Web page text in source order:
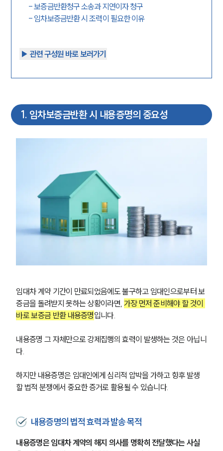
-보증금반환청구 소송과 지연이자 청구
- 임차보증금반환 시 조력이 필요한 이유
▶︎ 관련 구성원 바로 보러가기
1. 임차보증금반환 시 내용증명의 중요성
임대차 계약 기간이 만료되었음에도 불구하고 임대인으로부터 보
증금을 돌려받지 못하는 상황이라면, 가장 먼저 준비해야 할 것이
바로 보증금 반환 내용증명입니다.
내용증명 그 자체만으로 강제집행의 효력이 발생하는 것은 아닙니
다.
하지만 내용증명은 임대인에게 심리적 압박을 가하고 향후 발생
할 법적 분쟁에서 중요한 증거로 활용될 수 있습니다.
내용증명의 법적 효력과 발송 목적
내용증명은 임대차 계약의 해지 의사를 명확히 전달했다는 사실